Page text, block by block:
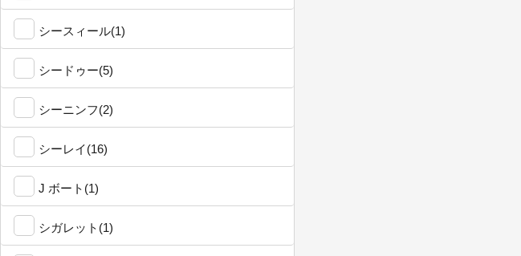
シースィール(1)
シードゥー(5)
シーニンフ(2)
シーレイ(16)
J ボート(1)
シガレット(1)